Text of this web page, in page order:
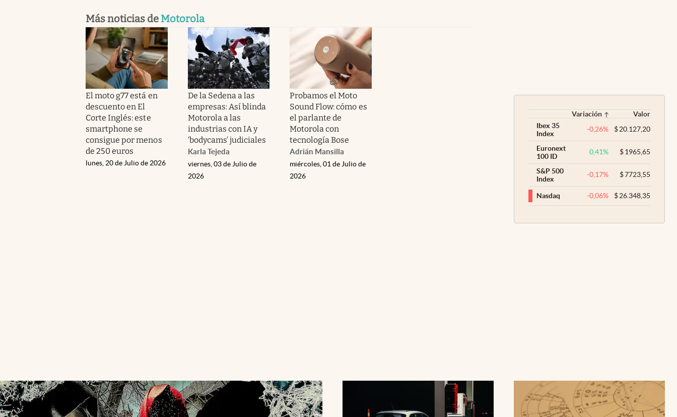
Más noticias de Motorola
El moto g77 está en
descuento en El
Corte Inglés: este
smartphone se
consigue por menos
de 250 euros
lunes, 20 de Julio de 2026
De la Sedena a las
empresas: Así blinda
Motorola a las
industrias con IA y
‘bodycams’ judiciales
Karla Tejeda
viernes, 03 de Julio de
2026
Probamos el Moto
Sound Flow: cómo es
el parlante de
Motorola con
tecnología Bose
Adrián Mansilla
miércoles, 01 de Julio de
2026
Variación
Valor
Ibex 35
Index
-0,26% $20.127,20
Euronext
100 ID
0,41% $1965,65
S&P 500
Index
-0,17% $7723,55
Nasdaq -0,06% $26.348,35